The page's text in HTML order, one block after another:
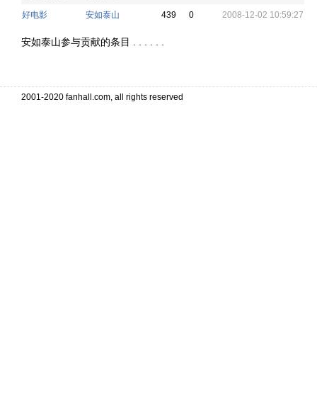
好电影 安如泰山 439 0 2008-12-02 10:59:27
安如泰山参与贡献的条目 . . . . . .
2001-2020 fanhall.com, all rights reserved